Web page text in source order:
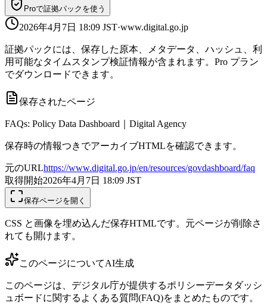
Proで証拠パックを使う
2026年4月7日 18:09 JST·www.digital.go.jp
証拠パックには、保存した原本、メタデータ、ハッシュ、利
用可能なタイムスタンプ検証情報が含まれます。Pro プラン
でダウンロードできます。
保存されたページ
FAQs: Policy Data Dashboard｜Digital Agency
保存時の情報つきでアーカイブHTMLを確認できます。
元のURLhttps://www.digital.go.jp/en/resources/govdashboard/faq
取得開始2026年4月7日 18:09 JST
保存ページを開く
CSS と画像を埋め込んだ保存HTMLです。元ページが削除さ
れても開けます。
このページについてAI生成
このページは、デジタル庁が提供するポリシーデータダッシ
ュボードに関するよくある質問(FAQ)をまとめたものです。